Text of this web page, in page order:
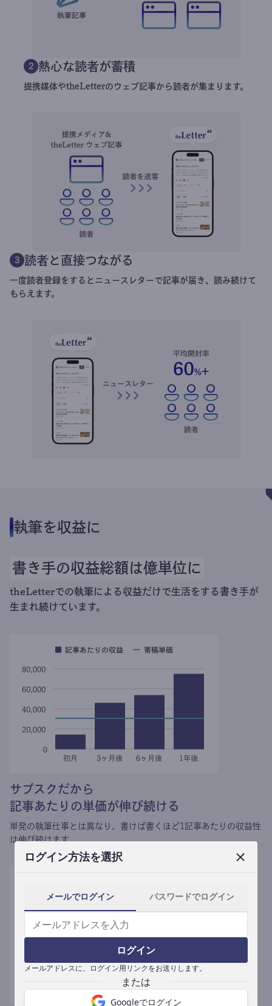
ログイン方法を選択
メールでログイン パスワードでログイン
ログイン
メールアドレスに、ログイン用リンクをお送りします。
Googleでログイン
2 熱心な読者が蓄積
提携媒体やtheLetterのウェブ記事から読者が集まります。
3 読者と直接つながる
一度読者登録をするとニュースレターで記事が届き、読み続けて
もらえます。
執筆を収益に
書き手の収益総額は億単位に
theLetterでの執筆による収益だけで生活をする書き手が
生まれ続けています。
サブスクだから
記事あたりの単価が伸び続ける
単発の執筆仕事とは異なり、 書けば書くほど1記事あたりの収益性
は伸び続けます。